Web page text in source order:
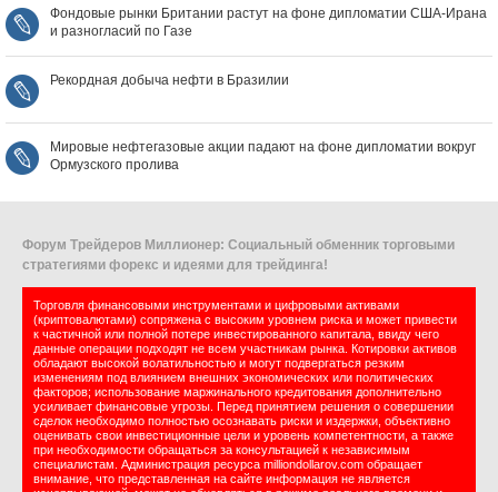
Фондовые рынки Британии растут на фоне дипломатии США‑Ирана
и разногласий по Газе
Рекордная добыча нефти в Бразилии
Мировые нефтегазовые акции падают на фоне дипломатии вокруг
Ормузского пролива
Форум Трейдеров Миллионер: Социальный обменник торговыми
стратегиями форекс и идеями для трейдинга!
Торговля финансовыми инструментами и цифровыми активами
(криптовалютами) сопряжена с высоким уровнем риска и может привести
к частичной или полной потере инвестированного капитала, ввиду чего
данные операции подходят не всем участникам рынка. Котировки активов
обладают высокой волатильностью и могут подвергаться резким
изменениям под влиянием внешних экономических или политических
факторов; использование маржинального кредитования дополнительно
усиливает финансовые угрозы. Перед принятием решения о совершении
сделок необходимо полностью осознавать риски и издержки, объективно
оценивать свои инвестиционные цели и уровень компетентности, а также
при необходимости обращаться за консультацией к независимым
специалистам. Администрация ресурса milliondollarov.com обращает
внимание, что представленная на сайте информация не является